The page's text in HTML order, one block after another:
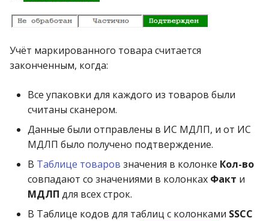
Учёт маркированного товара считается
законченным, когда:
Все упаковки для каждого из товаров были
считаны сканером.
Данные были отправлены в ИС МДЛП, и от ИС
МДЛП было получено подтверждение.
В Таблице товаров значения в колонке Кол-во
совпадают со значениями в колонках Факт и
МДЛП для всех строк.
В Таблице кодов для таблиц с колонками SSCC